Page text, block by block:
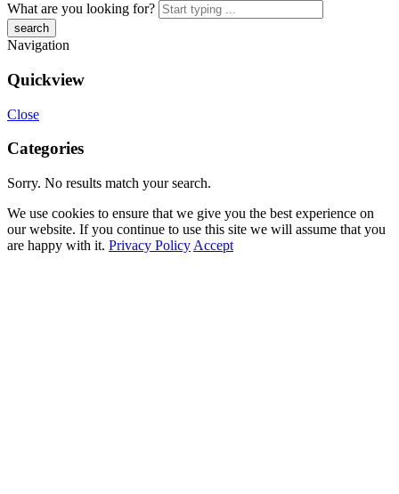
What are you looking for?
Navigation
Quickview
Close
Categories
Sorry. No results match your search.
We use cookies to ensure that we give you the best experience on
our website. If you continue to use this site we will assume that you
are happy with it. Privacy Policy Accept